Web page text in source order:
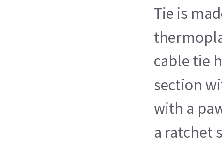
Tie is
cable tie
section
with a
a ratchet